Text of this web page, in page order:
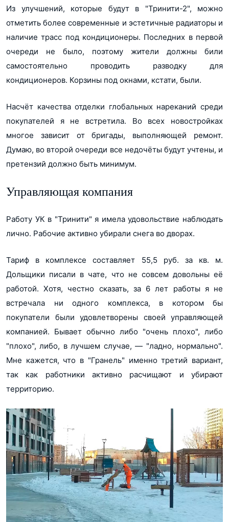
Из улучшений, которые будут в "Тринити-2", можно
отметить более современные и эстетичные радиаторы и
наличие трасс под кондиционеры. Последних в первой
очереди не было, поэтому жители должны били
самостоятельно проводить разводку для
кондиционеров. Корзины под окнами, кстати, были.
Насчёт качества отделки глобальных нареканий среди
покупателей я не встретила. Во всех новостройках
многое зависит от бригады, выполняющей ремонт.
Думаю, во второй очереди все недочёты будут учтены, и
претензий должно быть минимум.
Управляющая компания
Работу УК в "Тринити" я имела удовольствие наблюдать
лично. Рабочие активно убирали снега во дворах.
Тариф в комплексе составляет 55,5 руб. за кв. м.
Дольщики писали в чате, что не совсем довольны её
работой. Хотя, честно сказать, за 6 лет работы я не
встречала ни одного комплекса, в котором бы
покупатели были удовлетворены своей управляющей
компанией. Бывает обычно либо "очень плохо", либо
"плохо", либо, в лучшем случае, ― "ладно, нормально".
Мне кажется, что в "Гранель" именно третий вариант,
так как работники активно расчищают и убирают
территорию.